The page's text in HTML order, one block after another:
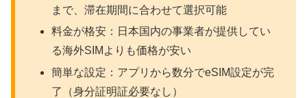
まで、滞在期間に合わせて選択可能
料金が格安：日本国内の事業者が提供してい
る海外SIMよりも価格が安い
簡単な設定：アプリから数分でeSIM設定が完
了（身分証明証必要なし）